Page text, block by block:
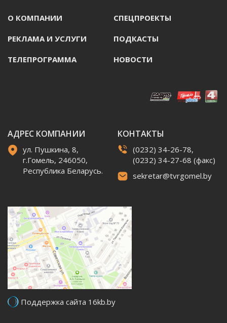
О КОМПАНИИ СПЕЦПРОЕКТЫ
РЕКЛАМА И УСЛУГИ ПОДКАСТЫ
ТЕЛЕПРОГРАММА НОВОСТИ
АДРЕС КОМПАНИИ
ул. Пушкина, 8,
г.Гомель, 246050,
Республика Беларусь.
КОНТАКТЫ
(0232) 34-26-78,
(0232) 34-27-68 (факс)
sekretar@tvrgomel.by
Поддержка сайта 16kb.by